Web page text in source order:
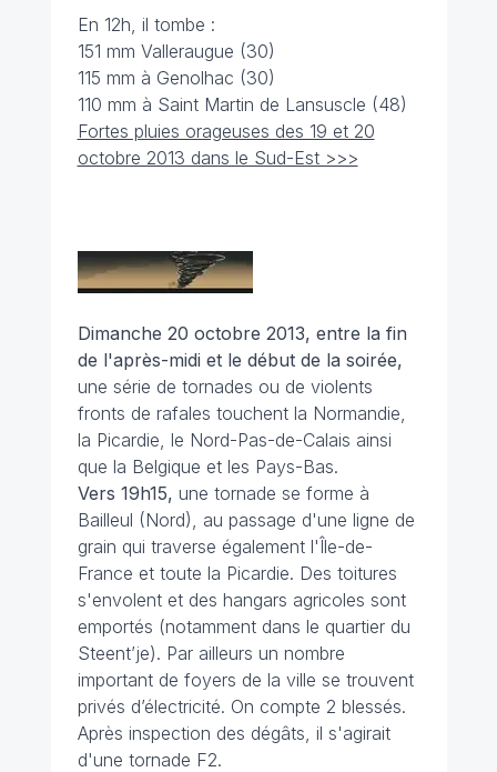
En 12h, il tombe :
151 mm Valleraugue (30)
115 mm à Genolhac (30)
110 mm à Saint Martin de Lansuscle (48)
Fortes pluies orageuses des 19 et 20
octobre 2013 dans le Sud-Est >>>
Dimanche 20 octobre 2013, entre la fin
de l'après-midi et le début de la soirée,
une série de tornades ou de violents
fronts de rafales touchent la Normandie,
la Picardie, le Nord-Pas-de-Calais ainsi
que la Belgique et les Pays-Bas.
Vers 19h15, une tornade se forme à
Bailleul (Nord), au passage d'une ligne de
grain qui traverse également l'Île-de-
France et toute la Picardie. Des toitures
s'envolent et des hangars agricoles sont
emportés (notamment dans le quartier du
Steent’je). Par ailleurs un nombre
important de foyers de la ville se trouvent
privés d’électricité. On compte 2 blessés.
Après inspection des dégâts, il s'agirait
d'une tornade F2.